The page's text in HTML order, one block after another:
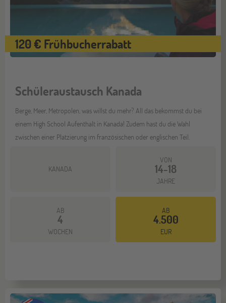
120 € Frühbucherrabatt
Schüleraustausch Kanada
Berge, Meer, Metropolen, was willst du mehr? All das bekommst du bei
einem High School Aufenthalt in Kanada! Zudem hast du die Wahl
zwischen einer Platzierung im französischen oder englischen Teil.
KANADA
VON
14-18
JAHRE
AB
4
WOCHEN
AB
4.500
EUR